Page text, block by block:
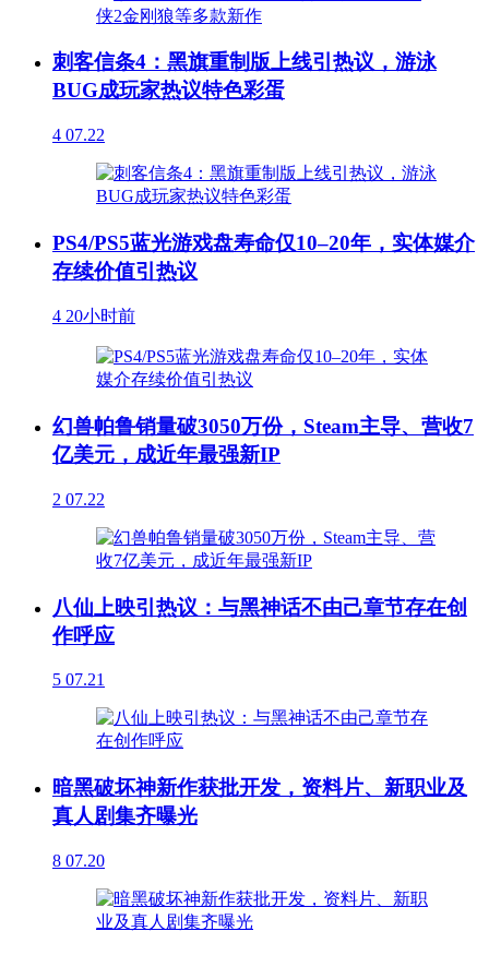
刺客信条4：黑旗重制版上线引热议，游泳
BUG成玩家热议特色彩蛋
4 07.22
PS4/PS5蓝光游戏盘寿命仅10–20年，实体媒介
存续价值引热议
4 20小时前
幻兽帕鲁销量破3050万份，Steam主导、营收7
亿美元，成近年最强新IP
2 07.22
八仙上映引热议：与黑神话不由己章节存在创
作呼应
5 07.21
暗黑破坏神新作获批开发，资料片、新职业及
真人剧集齐曝光
8 07.20